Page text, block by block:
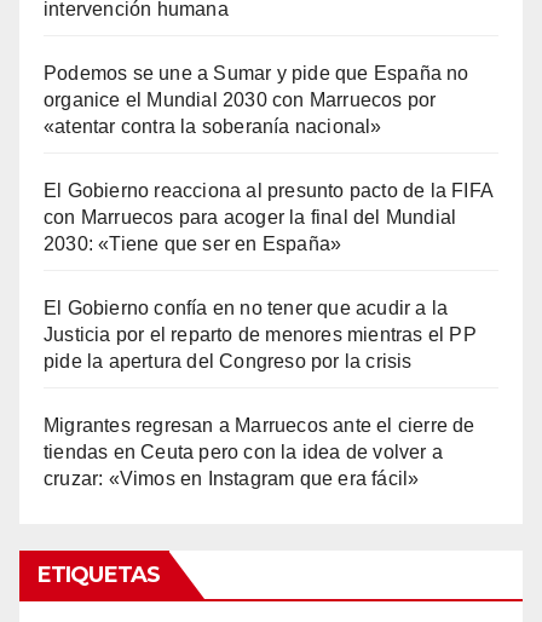
intervención humana
Podemos se une a Sumar y pide que España no
organice el Mundial 2030 con Marruecos por
«atentar contra la soberanía nacional»
El Gobierno reacciona al presunto pacto de la FIFA
con Marruecos para acoger la final del Mundial
2030: «Tiene que ser en España»
El Gobierno confía en no tener que acudir a la
Justicia por el reparto de menores mientras el PP
pide la apertura del Congreso por la crisis
Migrantes regresan a Marruecos ante el cierre de
tiendas en Ceuta pero con la idea de volver a
cruzar: «Vimos en Instagram que era fácil»
ETIQUETAS